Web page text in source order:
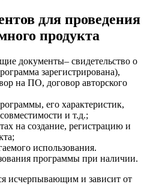
для проведения
продукта
документы– свидетельство о
зарегистрирована),
на ПО, договор авторского
его характеристик,
и т.д.;
на создание, регистрацию и
использования.
программы при наличии.
исчерпывающим и зависит от